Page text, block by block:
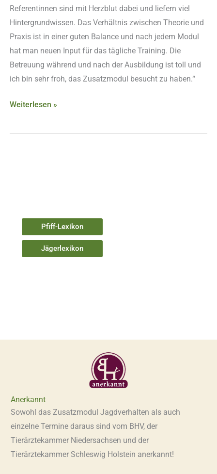
Referentinnen sind mit Herzblut dabei und liefern viel
Hintergrundwissen. Das Verhältnis zwischen Theorie und
Praxis ist in einer guten Balance und nach jedem Modul
hat man neuen Input für das tägliche Training. Die
Betreuung während und nach der Ausbildung ist toll und
ich bin sehr froh, das Zusatzmodul besucht zu haben.“
Weiterlesen »
Pfiff-Lexikon
Jägerlexikon
Anerkannt
Sowohl das Zusatzmodul Jagdverhalten als auch
einzelne Termine daraus sind vom BHV, der
Tierärztekammer Niedersachsen und der
Tierärztekammer Schleswig Holstein anerkannt!